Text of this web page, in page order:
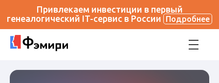
Привлекаем инвестиции в первый
генеалогический IT-сервис в России
Подробнее